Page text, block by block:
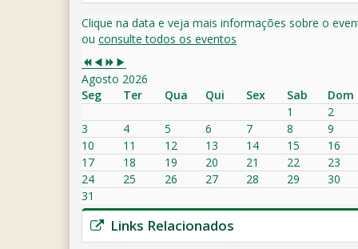
Clique na data e veja mais informações sobre o
ou consulte todos os eventos
Agosto 2026
Seg
Ter Qua Qui Sex Sab
Dom
1
2
3
4 5 6 7 8
9
10
11 12 13 14 15
16
17
18 19 20 21 22
23
24
25 26 27 28 29
30
31
Links Relacionados